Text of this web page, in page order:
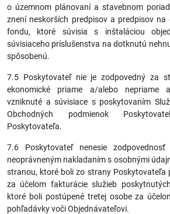
o územnom plánovaní a stavebnom
znení neskorších predpisov a predpisov
fondu, ktoré súvisia s inštaláciou
súvisiaceho príslušenstva na dotknutú
spôsobenú.
7.5 Poskytovateľ nie je zodpovedný za
ekonomické priame a/alebo nepriame
vzniknuté a súvisiace s poskytovaním
Obchodných podmienok
Poskytovateľa.
7.6 Poskytovateľ nenesie
neoprávneným nakladaním s osobnými
stranou, ktoré boli zo strany Poskytovateľa
za účelom fakturácie služieb
ktoré boli postúpené tretej osobe za
pohľadávky voči Objednávateľovi.